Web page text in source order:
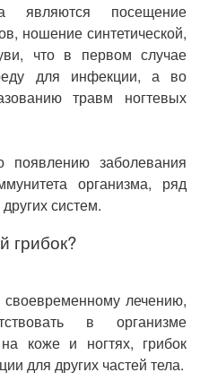
являются посещение
ношение синтетической,
что в первом случае
для инфекции, а во
травм ногтевых
появлению заболевания
организма, ряд
систем.
грибок?
лечению,
в организме
коже и ногтях, грибок
для других частей тела.